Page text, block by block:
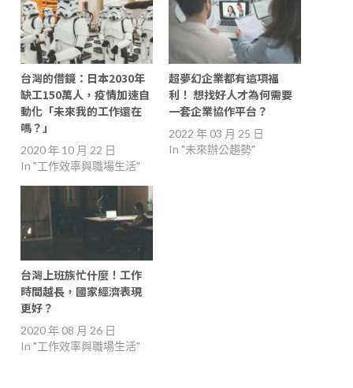
台灣的借鏡：日本2030年
缺工150萬人，疫情加速自
動化「未來我的工作還在
嗎？」
2020 年 10 月 22 日
In "工作效率與職場生活"
超夢幻企業都有這項福
利！ 想找好人才為何需要
一套企業協作平台？
2022 年 03 月 25 日
In "未來辦公趨勢"
台灣上班族忙什麼！工作
時間越長，國家經濟表現
更好？
2020 年 08 月 26 日
In "工作效率與職場生活"